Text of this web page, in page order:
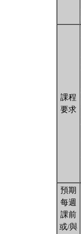
課程
要求
預期
每週
課前
或/與